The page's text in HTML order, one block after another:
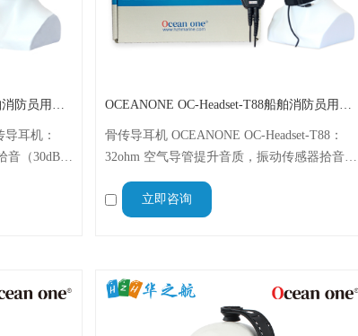
OCEANONE OC-Headset-S88船舶消防员用防爆对讲机头骨耳机
导耳机：
音（30dB
），64g 轻
杂作业，
OCEANONE OC-Headset-T88船舶消防员用防爆对讲机喉骨耳机
骨传导耳机 OCEANONE OC-Headset-T88：
32ohm 空气导管提升音质，振动传感器拾音；
64g 轻便 + 肩咪 180g，4.2mm 阻燃线缆，2.5-
10.0VDC 供电，海事恶劣环境专属适配 T88
型号
立即咨询